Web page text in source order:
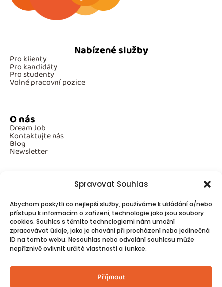
Spravovat Souhlas
Abychom poskytli co nejlepší služby, používáme k ukládání a/nebo
přístupu k informacím o zařízení, technologie jako jsou soubory
cookies. Souhlas s těmito technologiemi nám umožní
zpracovávat údaje, jako je chování při procházení nebo jedinečná
ID na tomto webu. Nesouhlas nebo odvolání souhlasu může
nepříznivě ovlivnit určité vlastnosti a funkce.
Příjmout
Nabízené služby
Pro klienty
Pro kandidáty
Pro studenty
Volné pracovní pozice
O nás
Dream Job
Kontaktujte nás
Blog
Newsletter
Povinné informace
GDPR
Cookies
Spojte se s námi!